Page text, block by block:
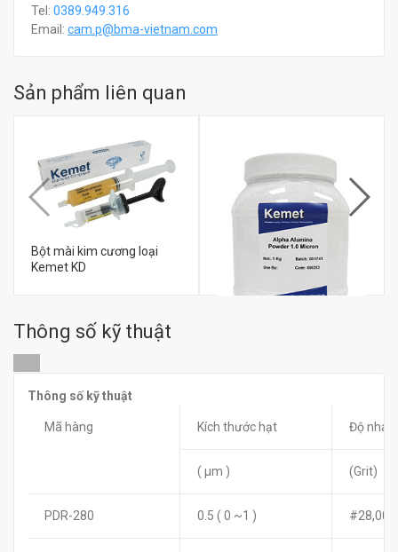
Tel: 0389.949.316
Email: cam.p@bma-vietnam.com
Sản phẩm liên quan
Bột mài kim cương loại
Kemet KD
đ
Thông số kỹ thuật
Thông số kỹ thuật
Mã hàng Kích thước hạt Độ
( µm ) (Grit)
PDR-280 0.5 ( 0 ~1 ) #28,000